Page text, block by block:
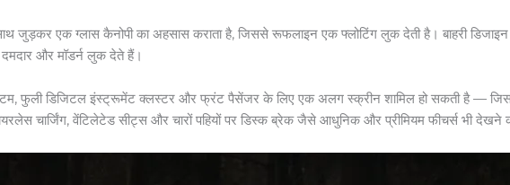
एक ग्लास कैनोपी का अहसास कराता है, जिससे रूफलाइन एक फ्लोटिंग लुक देती है। बाहरी डिजाइन में
और मॉडर्न लुक देते हैं।
फुली डिजिटल इंस्ट्रूमेंट क्लस्टर और फ्रंट पैसेंजर के लिए एक अलग स्क्रीन शामिल हो सकती है —
चार्जिंग, वेंटिलेटेड सीट्स और चारों पहियों पर डिस्क ब्रेक जैसे आधुनिक और प्रीमियम फीचर्स भी देखने